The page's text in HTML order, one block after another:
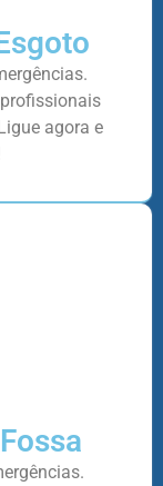
agora e